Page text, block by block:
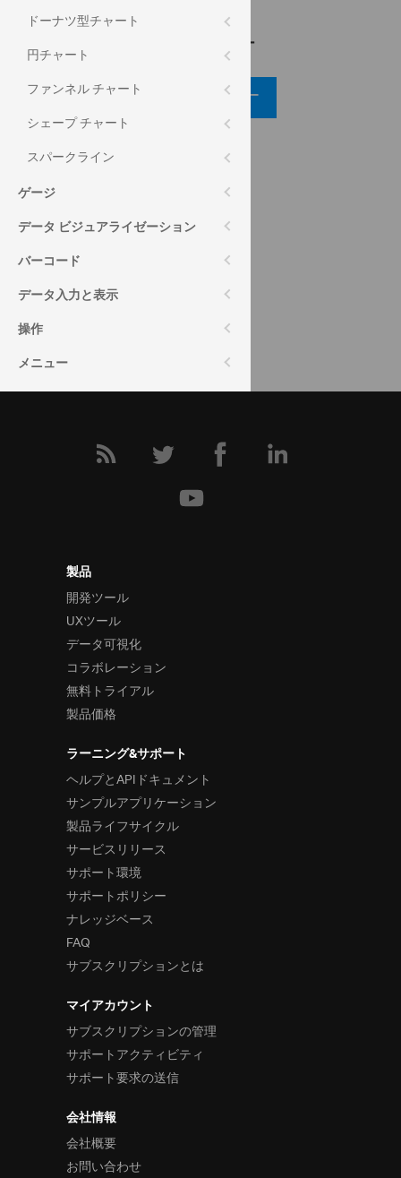
ドーナツ型チャート
円チャート
ファンネル チャート
シェープ チャート
スパークライン
ゲージ
データ ビジュアライゼーション
バーコード
データ入力と表示
操作
メニュー
レイアウト
コード ビュー
コード ビューアー
API リファレンス
ヘルプ トピック
カテゴリ チャート ヘルプ概要
コミュニティ
カテゴリ チャート フォーラム (英語)
製品
開発ツール
UXツール
データ可視化
コラボレーション
無料トライアル
製品価格
ラーニング&サポート
ヘルプとAPIドキュメント
サンプルアプリケーション
製品ライフサイクル
サービスリリース
サポート環境
サポートポリシー
ナレッジベース
FAQ
サブスクリプションとは
マイアカウント
サブスクリプションの管理
サポートアクティビティ
サポート要求の送信
会社情報
会社概要
お問い合わせ